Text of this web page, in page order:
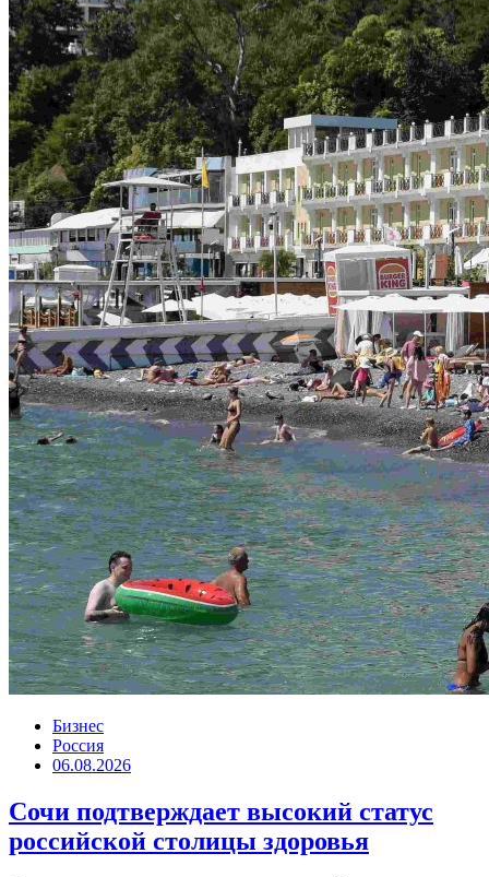
Бизнес
Россия
06.08.2026
Сочи подтверждает высокий статус
российской столицы здоровья